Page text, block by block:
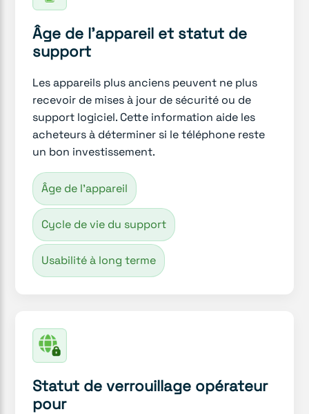
Âge de l'appareil et statut de
support
Les appareils plus anciens peuvent ne plus
recevoir de mises à jour de sécurité ou de
support logiciel. Cette information aide les
acheteurs à déterminer si le téléphone reste
un bon investissement.
Âge de l'appareil
Cycle de vie du support
Usabilité à long terme
Statut de verrouillage opérateur
pour